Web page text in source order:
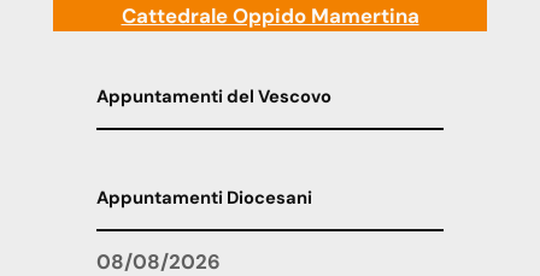
Cattedrale Oppido Mamertina
Appuntamenti del Vescovo
Appuntamenti Diocesani
08/08/2026